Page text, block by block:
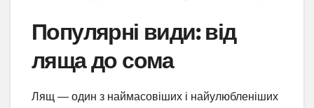
Популярні види: від
ляща до сома
Лящ — один з наймасовіших і найулюбленіших